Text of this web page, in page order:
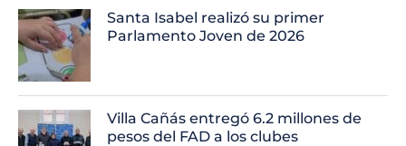
Santa Isabel realizó su primer
Parlamento Joven de 2026
Villa Cañás entregó 6.2 millones de
pesos del FAD a los clubes